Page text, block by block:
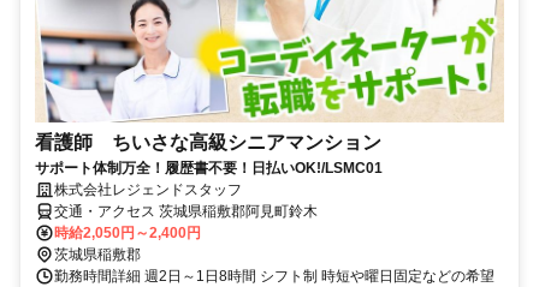
看護師 ちいさな高級シニアマンション
サポート体制万全！履歴書不要！日払いOK!/LSMC01
株式会社レジェンドスタッフ
交通・アクセス 茨城県稲敷郡阿見町鈴木
時給2,050円～2,400円
茨城県稲敷郡
勤務時間詳細 週2日～1日8時間 シフト制 時短や曜日固定などの希望